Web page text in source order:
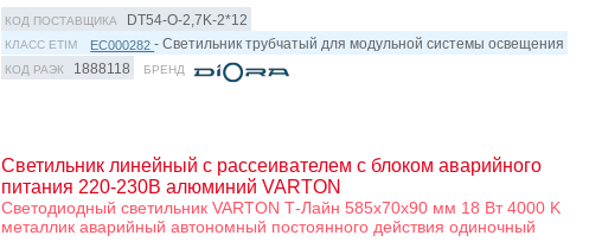
КОД ПОСТАВЩИКА DT54-O-2,7K-2*12
КЛАСС ETIM EC000282- Светильник трубчатый для модульной системы освещения
КОД РАЭК 1888118 БРЕНД
Светильник линейный с рассеивателем с блоком аварийного
питания 220-230В алюминий VARTON
Светодиодный светильник VARTON Т-Лайн 585х70х90 мм 18 Вт 4000 K
металлик аварийный автономный постоянного действия одиночный